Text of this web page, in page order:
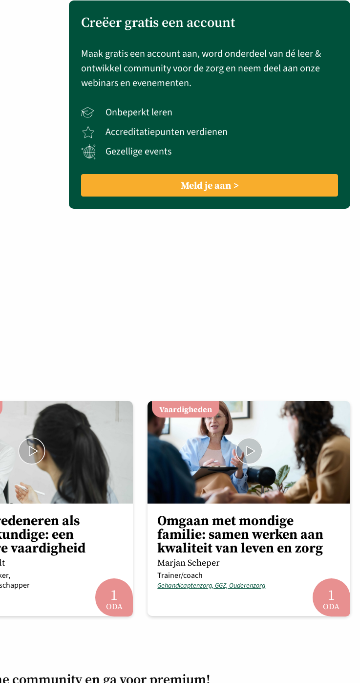
Creëer gratis een account
Maak gratis een account aan, word onderdeel van dé leer &
ontwikkel community voor de zorg en neem deel aan onze
webinars en evenementen.
Onbeperkt leren
Accreditatiepunten verdienen
Gezellige events
Meld je aan
als
een
vaardigheid
1
ODA
Vaardigheden
Omgaan met mondige
familie: samen werken aan
kwaliteit van leven en zorg
Marjan Scheper
Trainer/coach
Gehandicaptenzorg, GGZ, Ouderenzorg 1
ODA
community en ga voor premium!